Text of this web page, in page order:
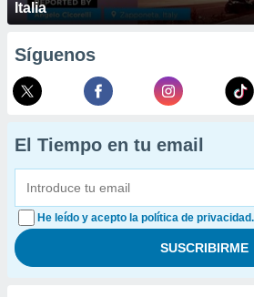
Italia
Síguenos
El Tiempo en tu email
He leído y acepto la política de privacidad.